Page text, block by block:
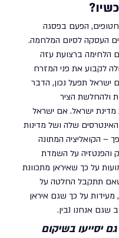
הפעם בפסגה
העסקה לסיום המלחמה.
הלחימה ברצועת עזה
לקבוע את פני המזרח
ישראל תפעל נכון, הדבר
ולהחלשת הציר
מדינת ישראל. אם ישראל
שלה ושל מדינות
– הקואליציה המתונה
והפנטזיה על השמדת
על כך שאיראן מתכוונת
שאם תתקבל החלטה על
על כך שגם איראן
שגם אנחנו נבין.
יסייעו בשיקום